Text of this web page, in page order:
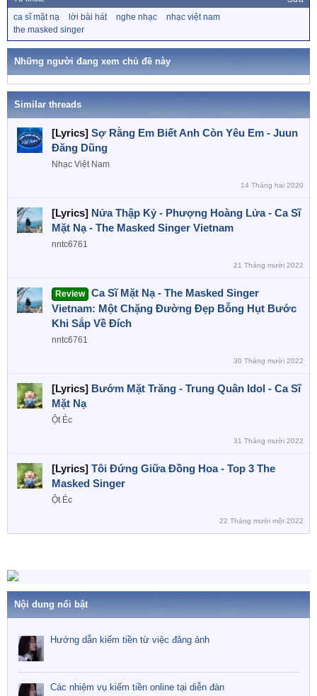
c
t
i
n
:
h
ca sĩ mặt nạ lời bài hát nghe nhạc
nhạc việt nam
the masked singer
Những người đang xem chủ đề này
Similar threads
[Lyrics] Sợ Rằng Em Biết Anh Còn Yêu Em - Juun
Đăng Dũng
Nhạc Việt Nam
14 Tháng hai 2020
[Lyrics] Nửa Thập Kỷ - Phượng Hoàng Lửa - Ca Sĩ
Mặt Nạ - The Masked Singer Vietnam
nntc6761
21 Tháng mười 2022
Review
Ca Sĩ Mặt Nạ - The Masked Singer
Vietnam: Một Chặng Đường Đẹp Bỗng Hụt Bước
Khi Sắp Về Đích
nntc6761
30 Tháng mười 2022
[Lyrics] Bướm Mặt Trăng - Trung Quân Idol - Ca Sĩ
Mặt Nạ
Ột Éc
31 Tháng mười 2022
[Lyrics] Tôi Đứng Giữa Đồng Hoa - Top 3 The
Masked Singer
Ột Éc
22 Tháng mười một 2022
Nội dung nổi bật
Hướng dẫn kiếm tiền từ việc đăng ảnh
Các nhiệm vụ kiếm tiền online tại diễn đàn